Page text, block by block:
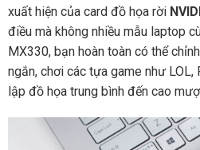
xuất hiện của card đồ họa rời
điều mà không nhiều mẫu laptop
MX330, bạn hoàn toàn có thể
ngắn, chơi các tựa game như LOL,
lập đồ họa trung bình đến cao